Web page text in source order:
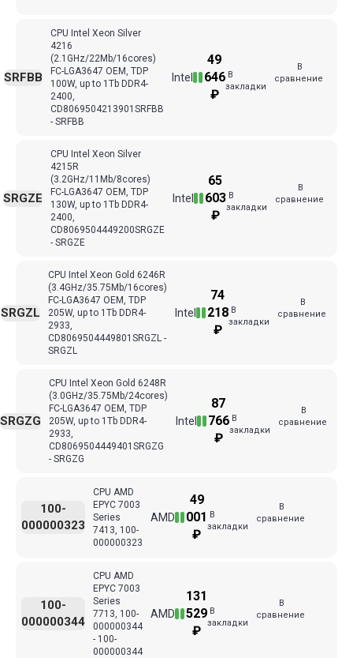
CPU Intel Xeon Silver
4216
(2.1GHz/22Mb/16cores)
FC-LGA3647 ОЕМ, TDP
100W, up to 1Tb DDR4-
2400,
CD8069504213901SRFBB
- SRFBB
Intel
SRFBB
49
646
₽
В
закладки
В
сравнение
CPU Intel Xeon Silver
4215R
(3.2GHz/11Mb/8cores)
FC-LGA3647 ОЕМ, TDP
130W, up to 1Tb DDR4-
2400,
CD8069504449200SRGZE
- SRGZE
Intel
SRGZE
65
603
₽
В
закладки
В
сравнение
CPU Intel Xeon Gold 6246R
(3.4GHz/35.75Mb/16cores)
FC-LGA3647 ОЕМ, TDP
205W, up to 1Tb DDR4-
2933,
CD8069504449801SRGZL -
SRGZL
Intel
SRGZL
74
218
₽
В
закладки
В
сравнение
CPU Intel Xeon Gold 6248R
(3.0GHz/35.75Mb/24cores)
FC-LGA3647 ОЕМ, TDP
205W, up to 1Tb DDR4-
2933,
CD8069504449401SRGZG
- SRGZG
Intel
SRGZG
87
766
₽
В
закладки
В
сравнение
CPU AMD
EPYC 7003
Series
7413, 100-
000000323
AMD
100-
000000323
49
001
₽
В
закладки
В
сравнение
CPU AMD
EPYC 7003
Series
7713, 100-
000000344
- 100-
000000344
AMD
100-
000000344
131
529
₽
В
закладки
В
сравнение